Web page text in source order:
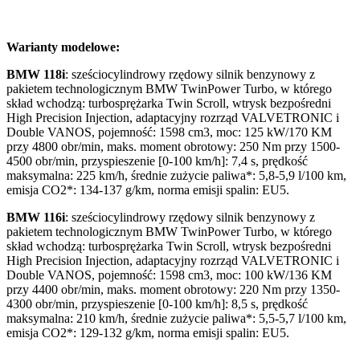
Warianty modelowe:
BMW 118i: sześciocylindrowy rzędowy silnik benzynowy z
pakietem technologicznym BMW TwinPower Turbo, w którego
skład wchodzą: turbosprężarka Twin Scroll, wtrysk bezpośredni
High Precision Injection, adaptacyjny rozrząd VALVETRONIC i
Double VANOS, pojemność: 1598 cm3, moc: 125 kW/170 KM
przy 4800 obr/min, maks. moment obrotowy: 250 Nm przy 1500-
4500 obr/min, przyspieszenie [0-100 km/h]: 7,4 s, prędkość
maksymalna: 225 km/h, średnie zużycie paliwa*: 5,8-5,9 l/100 km,
emisja CO2*: 134-137 g/km, norma emisji spalin: EU5.
BMW 116i: sześciocylindrowy rzędowy silnik benzynowy z
pakietem technologicznym BMW TwinPower Turbo, w którego
skład wchodzą: turbosprężarka Twin Scroll, wtrysk bezpośredni
High Precision Injection, adaptacyjny rozrząd VALVETRONIC i
Double VANOS, pojemność: 1598 cm3, moc: 100 kW/136 KM
przy 4400 obr/min, maks. moment obrotowy: 220 Nm przy 1350-
4300 obr/min, przyspieszenie [0-100 km/h]: 8,5 s, prędkość
maksymalna: 210 km/h, średnie zużycie paliwa*: 5,5-5,7 l/100 km,
emisja CO2*: 129-132 g/km, norma emisji spalin: EU5.